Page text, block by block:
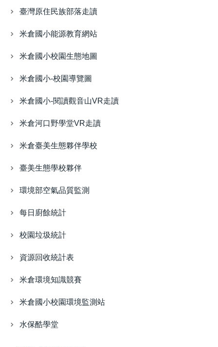
臺灣原住民族部落走讀
米倉國小能源教育網站
米倉國小校園生態地圖
米倉國小-校園導覽圖
米倉國小-閱讀觀音山VR走讀
米倉河口野學堂VR走讀
米倉臺美生態夥伴學校
臺美生態學校夥伴
環境部空氣品質監測
每日廚餘統計
校園垃圾統計
資源回收統計表
米倉環境知識競賽
米倉國小校園環境監測站
水保酷學堂